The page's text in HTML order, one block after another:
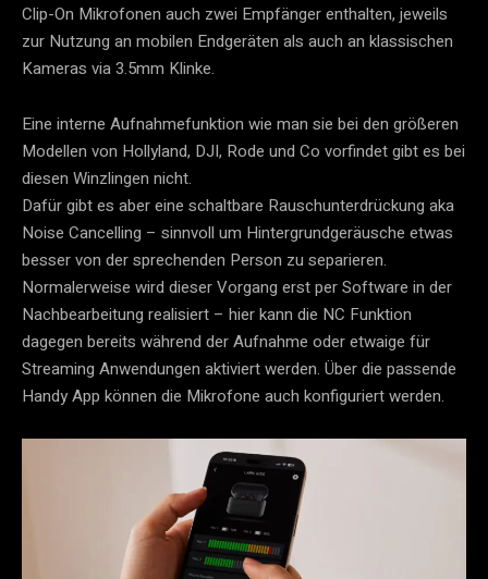
Clip-On Mikrofonen auch zwei Empfänger enthalten, jeweils
zur Nutzung an mobilen Endgeräten als auch an klassischen
Kameras via 3.5mm Klinke.
Eine interne Aufnahmefunktion wie man sie bei den größeren
Modellen von Hollyland, DJI, Rode und Co vorfindet gibt es bei
diesen Winzlingen nicht.
Dafür gibt es aber eine schaltbare Rauschunterdrückung aka
Noise Cancelling – sinnvoll um Hintergrundgeräusche etwas
besser von der sprechenden Person zu separieren.
Normalerweise wird dieser Vorgang erst per Software in der
Nachbearbeitung realisiert – hier kann die NC Funktion
dagegen bereits während der Aufnahme oder etwaige für
Streaming Anwendungen aktiviert werden. Über die passende
Handy App können die Mikrofone auch konfiguriert werden.